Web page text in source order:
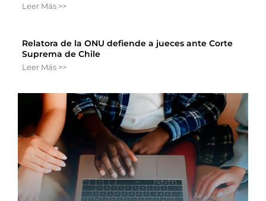
Leer Más >>
Relatora de la ONU defiende a jueces ante Corte
Suprema de Chile
Leer Más >>